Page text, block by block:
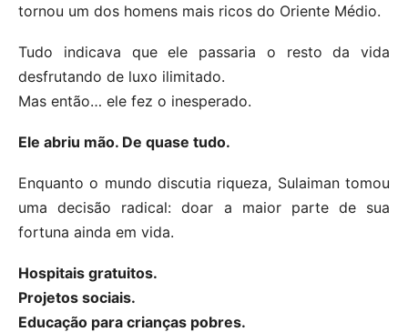
tornou um dos homens mais ricos do Oriente Médio.
Tudo indicava que ele passaria o resto da vida
desfrutando de luxo ilimitado.
Mas então… ele fez o inesperado.
Ele abriu mão. De quase tudo.
Enquanto o mundo discutia riqueza, Sulaiman tomou
uma decisão radical: doar a maior parte de sua
fortuna ainda em vida.
Hospitais gratuitos.
Projetos sociais.
Educação para crianças pobres.